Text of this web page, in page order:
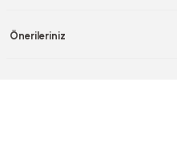
Önerileriniz